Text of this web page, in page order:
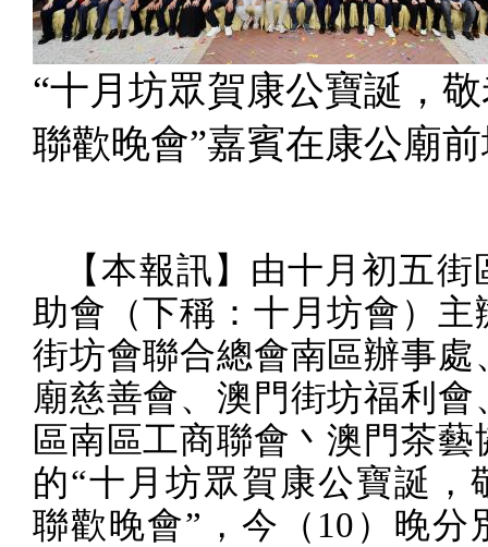
“十月坊眾賀康公寶誕，
聯歡晚會”嘉賓在康公廟
【本報訊】由十月初五
助會（下稱：十月坊會）主
街坊會聯合總會南區辦事處
廟慈善會、澳門街坊福利會
區南區工商聯會丶澳門茶藝
的“十月坊眾賀康公寶誕，
聯歡晚會”，今（ 10 ）晚分